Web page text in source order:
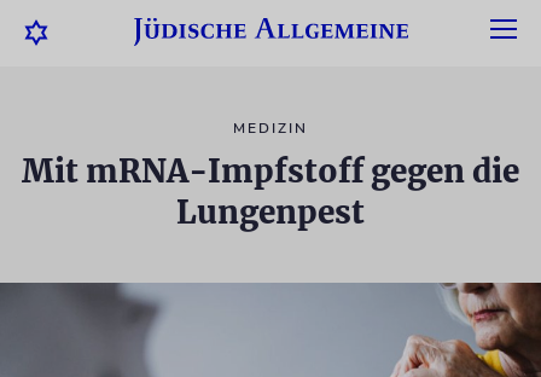
MEDIZIN
Mit mRNA-Impfstoff gegen die
Lungenpest